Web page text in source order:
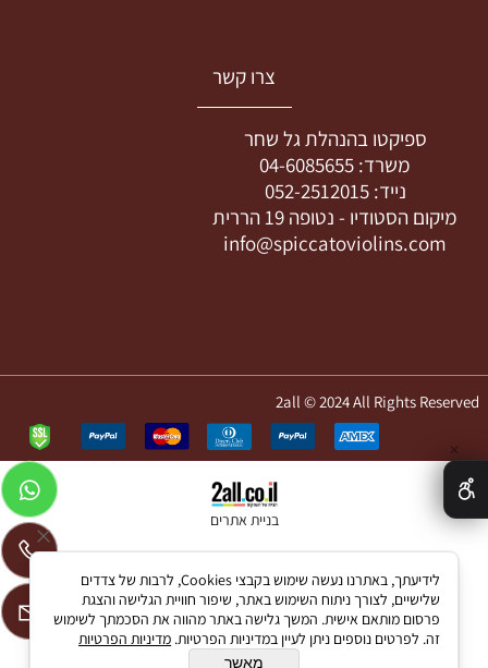
צרו קשר
ספיקטו בהנהלת גל שחר
משרד: 04-6085655
נייד:052-2512015
מיקום הסטודיו - נטופה 19 הררית
info@spiccatoviolins.com
2all © 2024 All Rights Reserved
בניית אתרים
✕
לידיעתך, באתרנו נעשה שימוש בקבצי Cookies, לרבות של צדדים
שלישיים, לצורך ניתוח השימוש באתר, שיפור חוויית הגלישה והצגת
פרסום מותאם אישית. המשך גלישה באתר מהווה את הסכמתך לשימוש
זה. לפרטים נוספים ניתן לעיין במדיניות הפרטיות. מדיניות הפרטיות
מאשר